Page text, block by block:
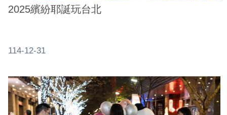
服
司
商
業
登
2025繽紛耶誕玩台北
114-12-31